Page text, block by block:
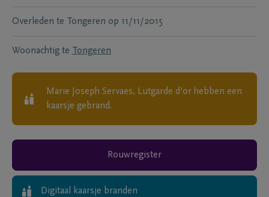
Overleden te Tongeren op 11/11/2015
Woonachtig te Tongeren
Marie Joseph Servaes, Lutgarde d'or hebben een
kaarsje gebrand.
Rouwregister
Digitaal kaarsje branden